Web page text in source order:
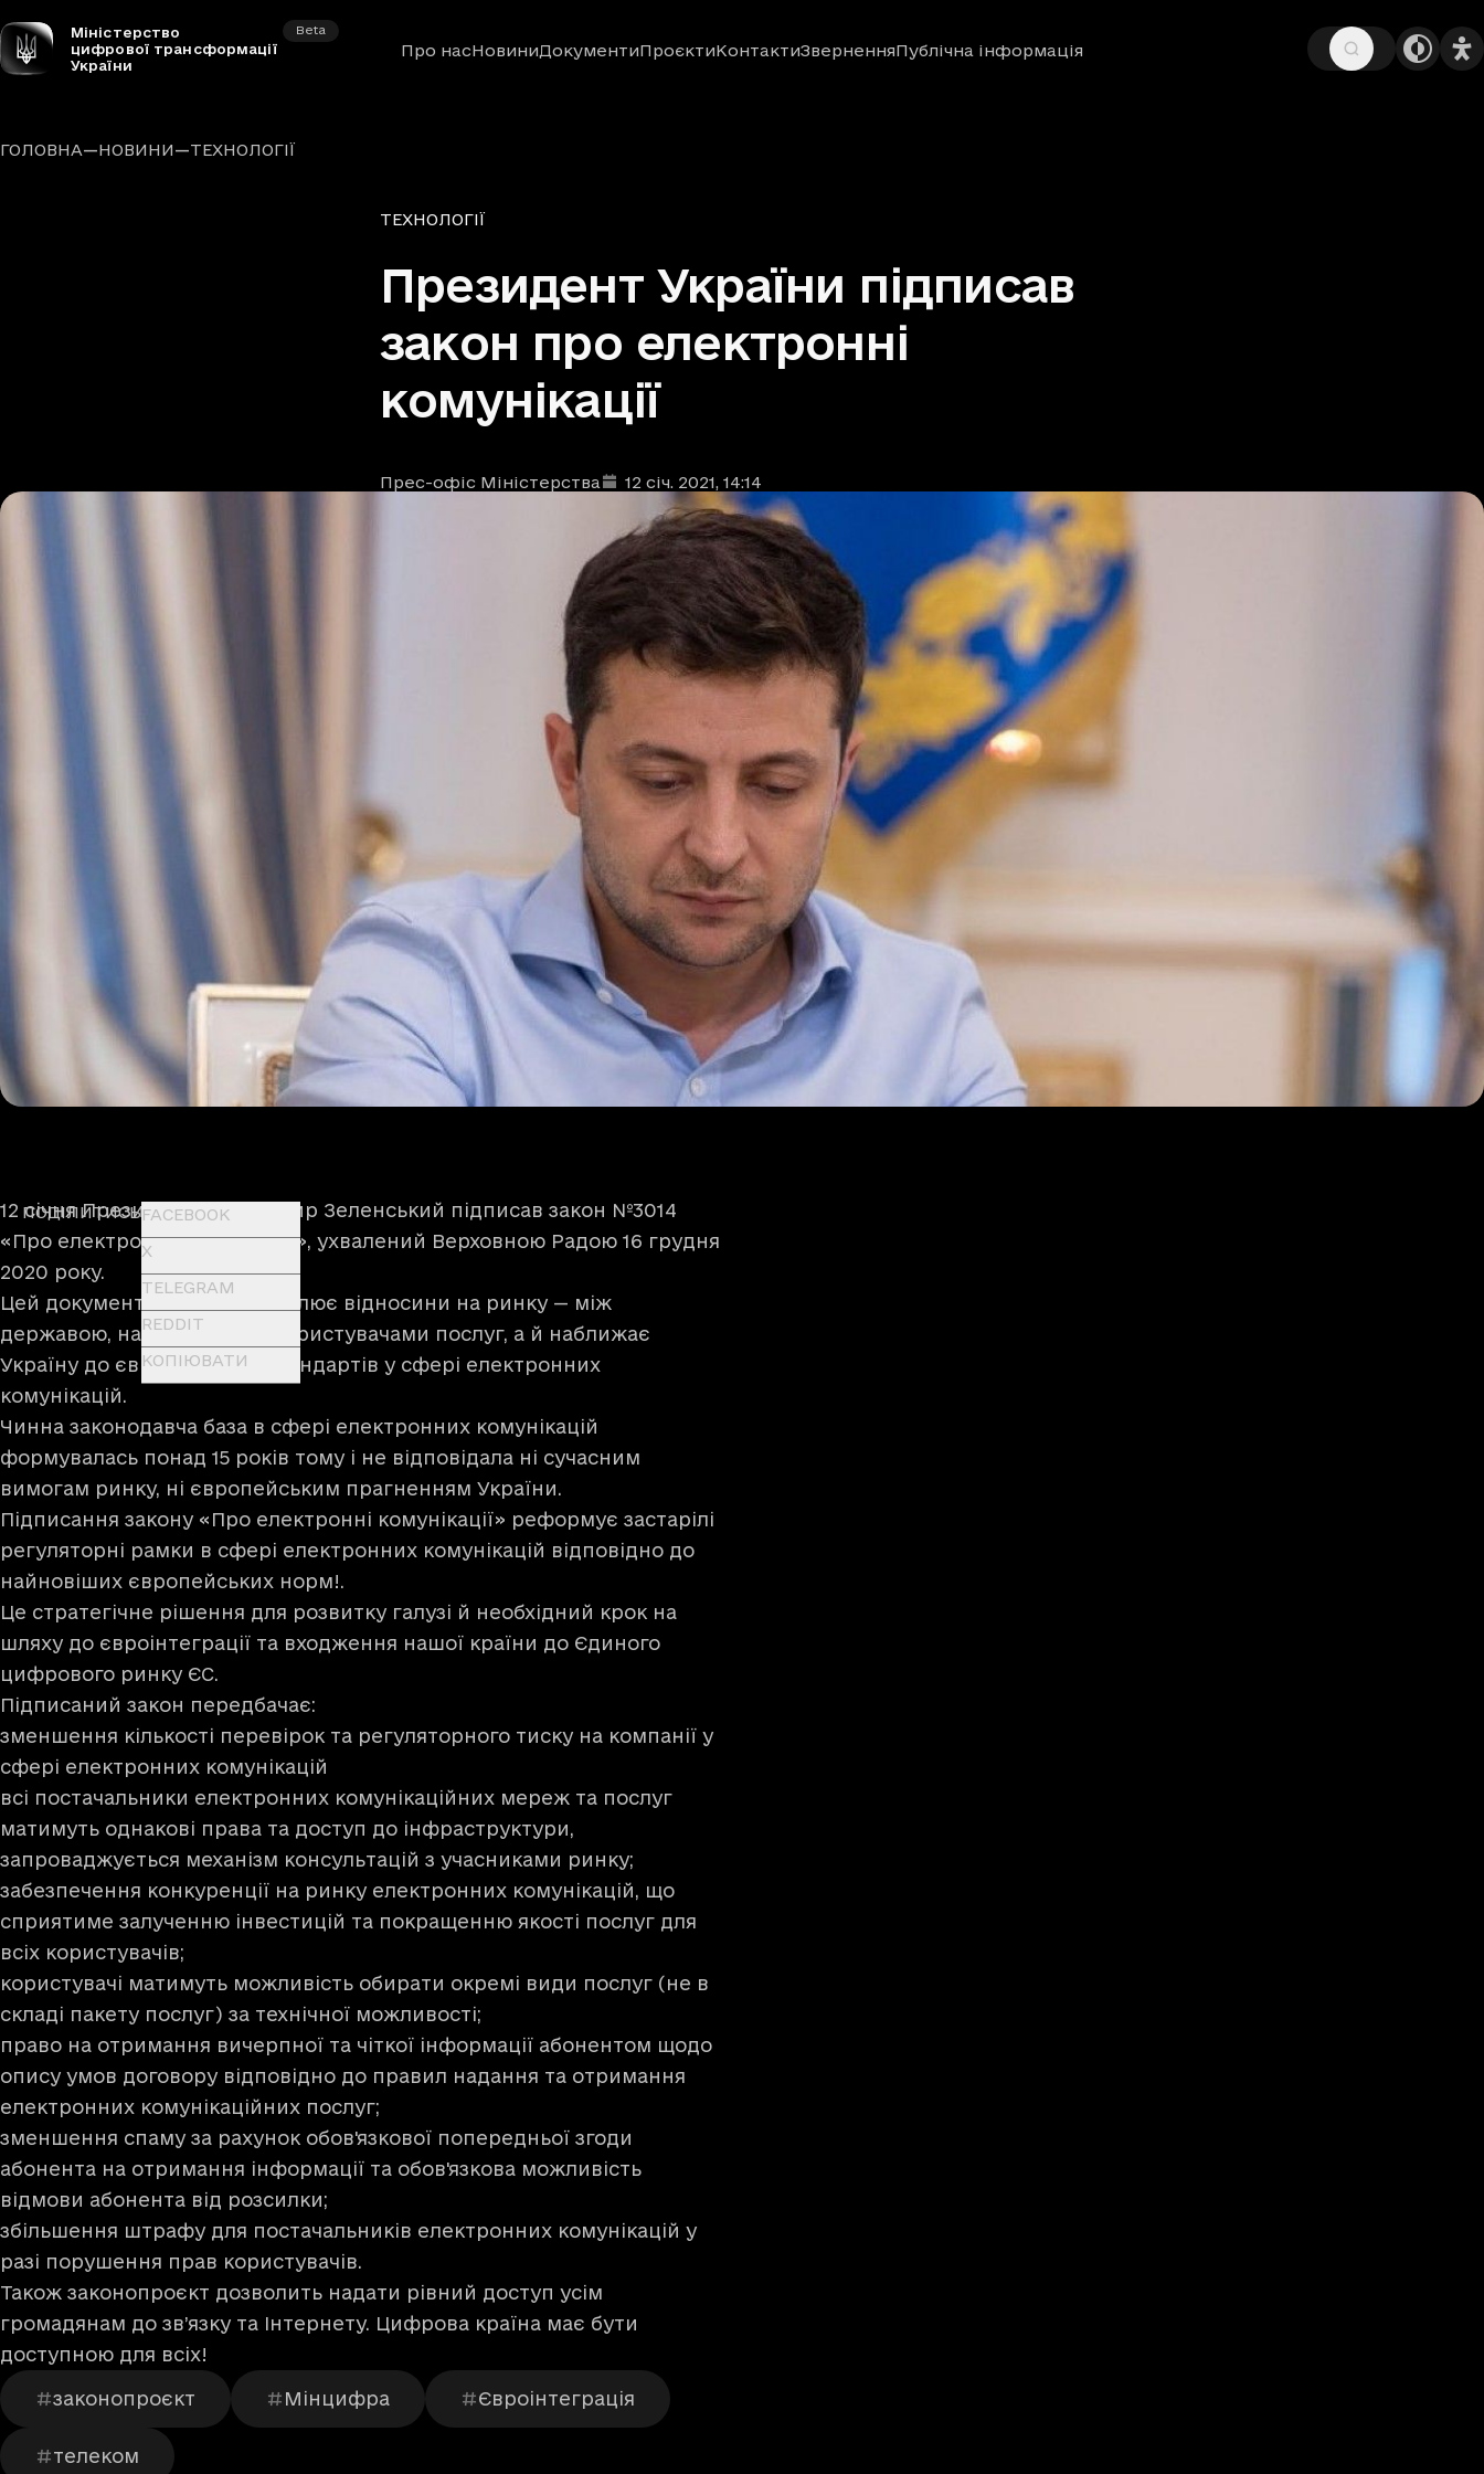
Міністерство
цифрової трансформації
України
Beta
Про насНовиниДокументиПроєктиКонтактиЗверненняПублічна інформація
ГОЛОВНА—НОВИНИ—ТЕХНОЛОГІЇ
Рубрики
ТЕХНОЛОГІЇ
Президент України підписав
закон про електронні
комунікації
Автори
Прес-офіс Міністерства
Дата та час публікації: 12 січ. 2021, 14:14
ПОДІЛИТИСЬFACEBOOK
X
TELEGRAM
REDDIT
КОПІЮВАТИ
12 січня Президент Володимир Зеленський підписав закон №3014
«Про електронні комунікації», ухвалений Верховною Радою 16 грудня
2020 року.
Цей документ не тільки регулює відносини на ринку — між
державою, надавачами та користувачами послуг, а й наближає
Україну до європейських стандартів у сфері електронних
комунікацій.
Чинна законодавча база в сфері електронних комунікацій
формувалась понад 15 років тому і не відповідала ні сучасним
вимогам ринку, ні європейським прагненням України.
Підписання закону «Про електронні комунікації» реформує застарілі
регуляторні рамки в сфері електронних комунікацій відповідно до
найновіших європейських норм!.
Це стратегічне рішення для розвитку галузі й необхідний крок на
шляху до євроінтеграції та входження нашої країни до Єдиного
цифрового ринку ЄС.
Підписаний закон передбачає:
зменшення кількості перевірок та регуляторного тиску на компанії у
сфері електронних комунікацій
всі постачальники електронних комунікаційних мереж та послуг
матимуть однакові права та доступ до інфраструктури,
запроваджується механізм консультацій з учасниками ринку;
забезпечення конкуренції на ринку електронних комунікацій, що
сприятиме залученню інвестицій та покращенню якості послуг для
всіх користувачів;
користувачі матимуть можливість обирати окремі види послуг (не в
складі пакету послуг) за технічної можливості;
право на отримання вичерпної та чіткої інформації абонентом щодо
опису умов договору відповідно до правил надання та отримання
електронних комунікаційних послуг;
зменшення спаму за рахунок обов'язкової попередньої згоди
абонента на отримання інформації та обов'язкова можливість
відмови абонента від розсилки;
збільшення штрафу для постачальників електронних комунікацій у
разі порушення прав користувачів.
Також законопроєкт дозволить надати рівний доступ усім
громадянам до зв’язку та Інтернету. Цифрова країна має бути
доступною для всіх!
законопроєкт Мінцифра Євроінтеграція
телеком